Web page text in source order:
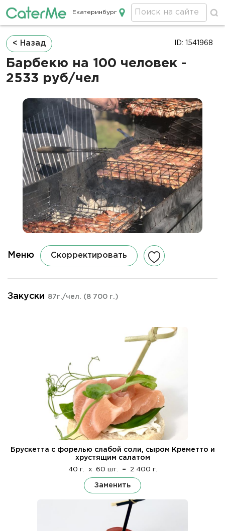
Кейтеринг в Екатеринбурге
Екатеринбург
Строка
навигации
< Назад
Барбекю на 100 человек -
2533 руб/чел
ID: 1541968
Меню Скорректировать
Закуски 87г./чел. (8 700 г.)
Брускетта с форелью слабой соли, сыром Креметто и
хрустящим салатом
40 г. x 60 шт. = 2 400 г.
Заменить